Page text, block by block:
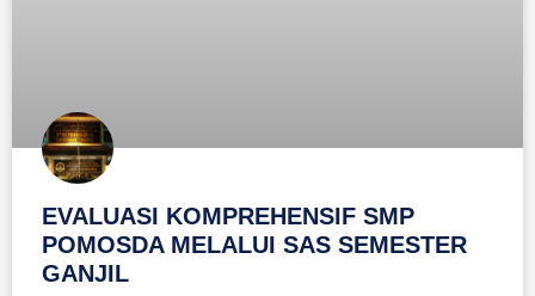
EVALUASI KOMPREHENSIF SMP
POMOSDA MELALUI SAS SEMESTER
GANJIL